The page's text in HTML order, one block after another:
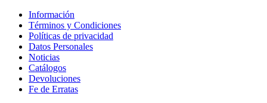
Información
Términos y Condiciones
Políticas de privacidad
Datos Personales
Noticias
Catálogos
Devoluciones
Fe de Erratas